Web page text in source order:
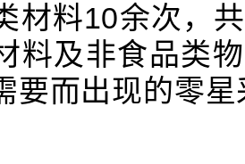
材料10余次，
料及非食品类
要而出现的零